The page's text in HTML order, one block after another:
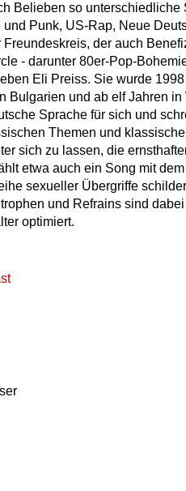
Belieben so unterschiedliche
Punk, US-Rap, Neue
der auch
- darunter 80er-Pop-
Eli Preiss. Sie wurde
Bulgarien und ab elf Jahren
Sprache für sich und
Themen und
sich zu lassen, die
etwa auch ein Song mit
sexueller Übergriffe
und Refrains sind
optimiert.